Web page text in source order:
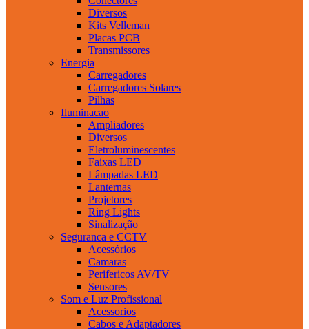
Diversos
Kits Velleman
Placas PCB
Transmissores
Energia
Carregadores
Carregadores Solares
Pilhas
Iluminacao
Ampliadores
Diversos
Eletroluminescentes
Faixas LED
Lâmpadas LED
Lanternas
Projetores
Ring Lights
Sinalização
Seguranca e CCTV
Acessórios
Camaras
Perifericos AV/TV
Sensores
Som e Luz Profissional
Acessorios
Cabos e Adaptadores